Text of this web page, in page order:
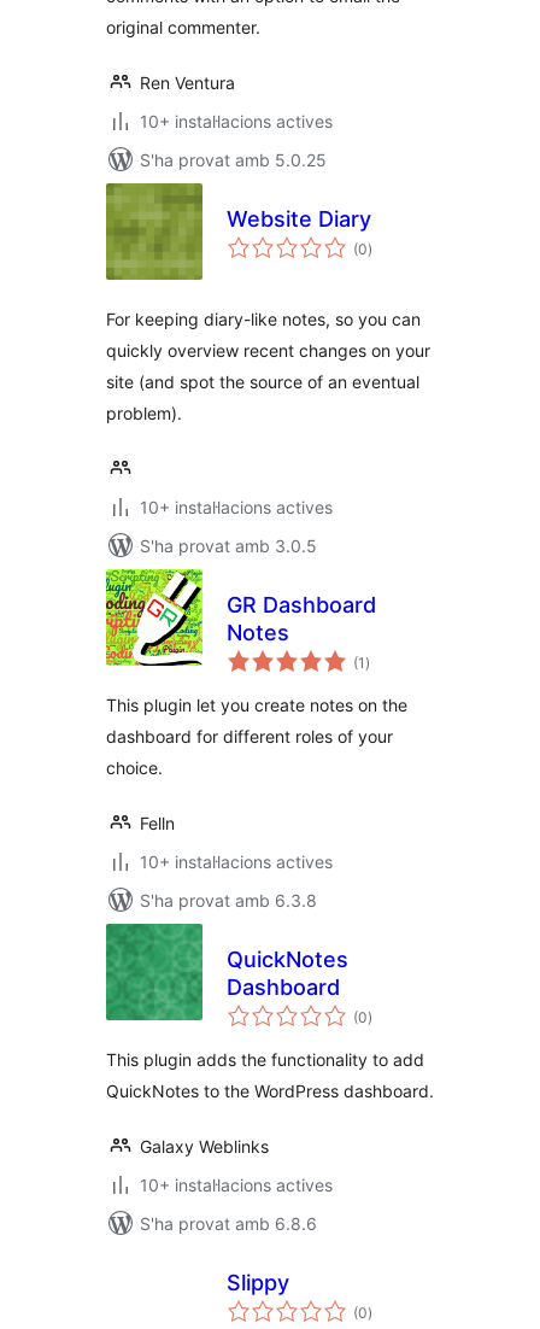
original commenter.
Ren Ventura
10+ instal·lacions actives
S'ha provat amb 5.0.25
Website Diary
(0puntuacions
totals
)
For keeping diary-like notes, so you can
quickly overview recent changes on your
site (and spot the source of an eventual
problem).
10+ instal·lacions actives
S'ha provat amb 3.0.5
GR Dashboard
Notes
(1 puntuacions
totals
)
This plugin let you create notes on the
dashboard for different roles of your
choice.
Felln
10+ instal·lacions actives
S'ha provat amb 6.3.8
QuickNotes
Dashboard
(0puntuacions
totals
)
This plugin adds the functionality to add
QuickNotes to the WordPress dashboard.
Galaxy Weblinks
10+ instal·lacions actives
S'ha provat amb 6.8.6
Slippy
(0puntuacions
totals
)